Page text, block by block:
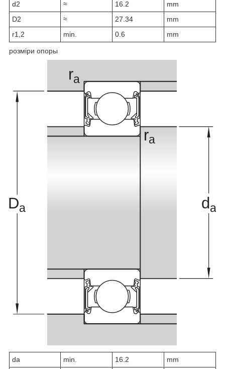
d2 ≈ 16.2
mm
D2 ≈ 27.34
mm
r1,2 min. 0.6 mm
розміри опоры
da min. 16.2 mm